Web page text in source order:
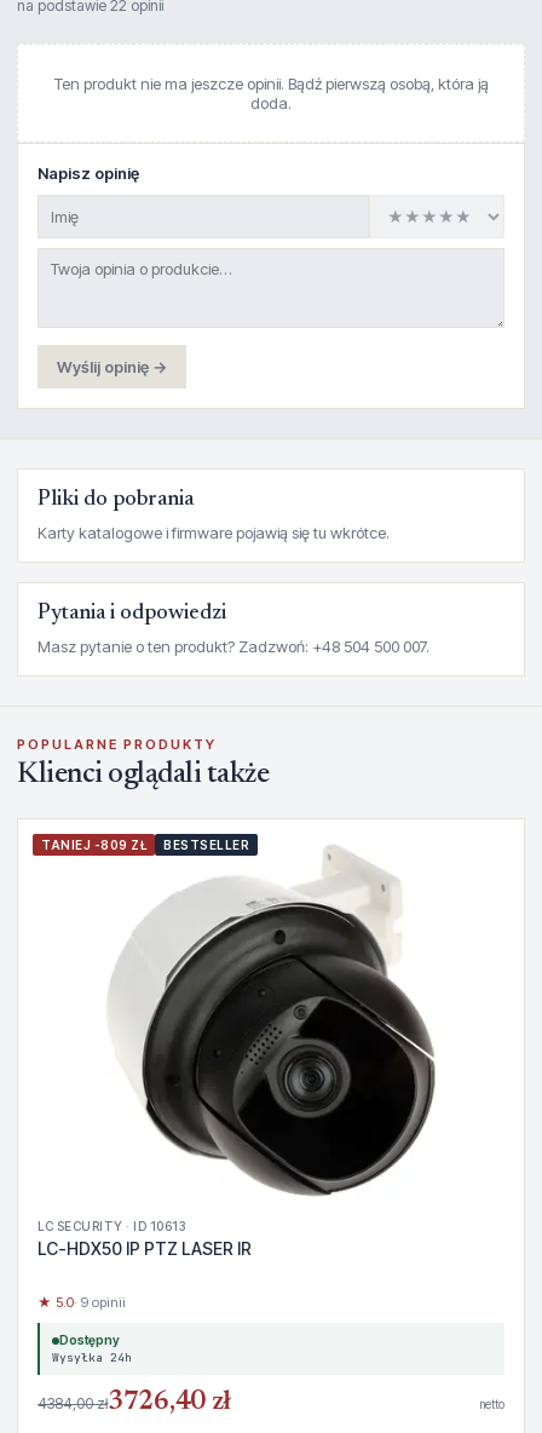
na podstawie 22 opinii
Ten produkt nie ma jeszcze opinii. Bądź pierwszą osobą, która ją
doda.
Napisz opinię
Wyślij opinię →
Pliki do pobrania
Karty katalogowe i firmware pojawią się tu wkrótce.
Pytania i odpowiedzi
Masz pytanie o ten produkt? Zadzwoń: +48 504 500 007.
POPULARNE PRODUKTY
Klienci oglądali także
TANIEJ -809 ZŁ BESTSELLER
LC SECURITY · ID 10613
LC-HDX50 IP PTZ LASER IR
★ 5.0· 9 opinii
Dostępny
Wysyłka 24h
4384,00 zł3726,40 zł netto